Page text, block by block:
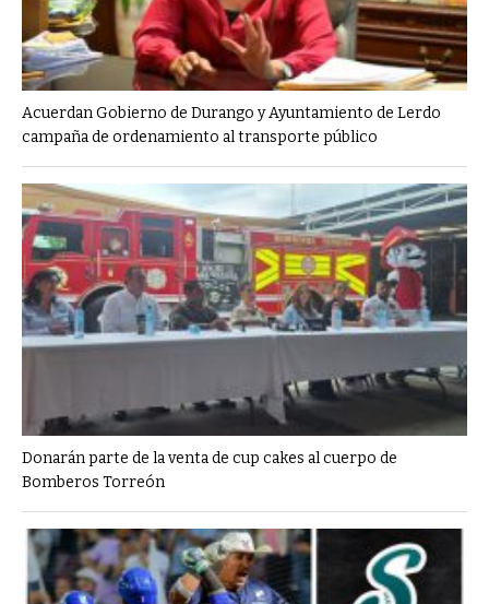
Acuerdan Gobierno de Durango y Ayuntamiento de Lerdo
campaña de ordenamiento al transporte público
Donarán parte de la venta de cup cakes al cuerpo de
Bomberos Torreón